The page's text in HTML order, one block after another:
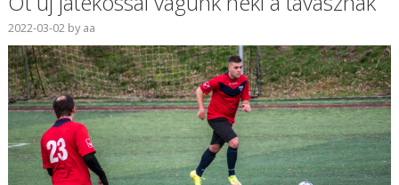
2022-03-02byaa